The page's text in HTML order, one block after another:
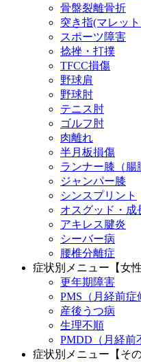
骨盤裂離骨折
突き指(マレット
スポーツ障害
捻挫・打撲
TFCC損傷
野球肩
野球肘
テニス肘
ゴルフ肘
肉離れ
半月板損傷
ランナー膝（腸
ジャンパー膝
シンスプリント
オスグッド・成
アキレス腱炎
シーバー病
腰椎分離症
症状別メニュー【女
更年期障害
PMS（月経前症
産後うつ病
生理不順
PMDD（月経前
症状別メニュー【その